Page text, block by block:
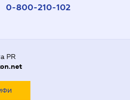
0-800-210-102
PR